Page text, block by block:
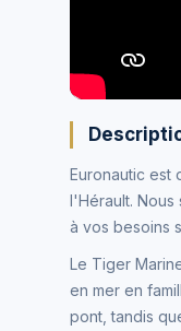
Euronautic est
l'Hérault.
à vos besoins
Le Tiger
en mer en
pont, tandis